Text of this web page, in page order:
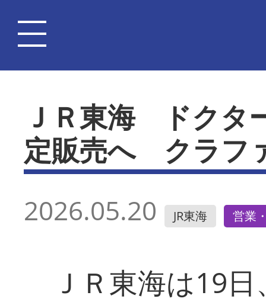
ＪＲ東海 ドクタ
定販売へ クラフ
2026.05.20 JR東海 営業
ＪＲ東海は19日